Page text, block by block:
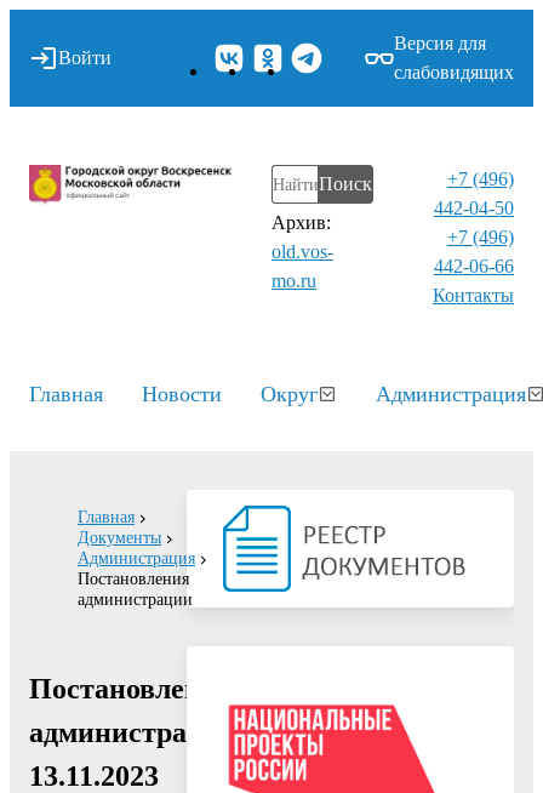
Войти
Версия для
слабовидящих
Поиск
Архив:
old.vos-
mo.ru
+7 (496)
442-04-50
+7 (496)
442-06-66
Контакты⁠
Главная Новости Округ Администрация
Главная
Документы
Администрация
Постановления
администрации
Постановление
администрации
13.11.2023